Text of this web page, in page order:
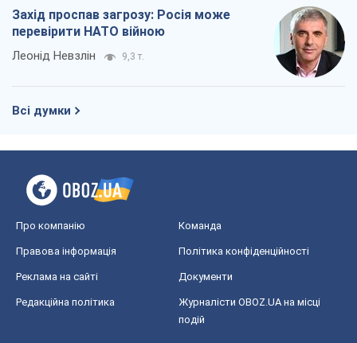
Захід проспав загрозу: Росія може
перевірити НАТО війною
Леонід Невзлін 9,3 т.
Всі думки
Про компанію Команда
Правова інформація Політика конфіденційності
Реклама на сайті Документи
Редакційна політика
Журналісти OBOZ.UA на місці
подій